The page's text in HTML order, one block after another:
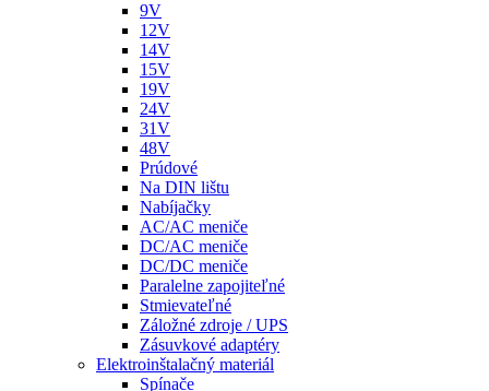
9V
12V
14V
15V
19V
24V
31V
48V
Prúdové
Na DIN lištu
Nabíjačky
AC/AC meniče
DC/AC meniče
DC/DC meniče
Paralelne zapojiteľné
Stmievateľné
Záložné zdroje / UPS
Zásuvkové adaptéry
Elektroinštalačný materiál
Spínače